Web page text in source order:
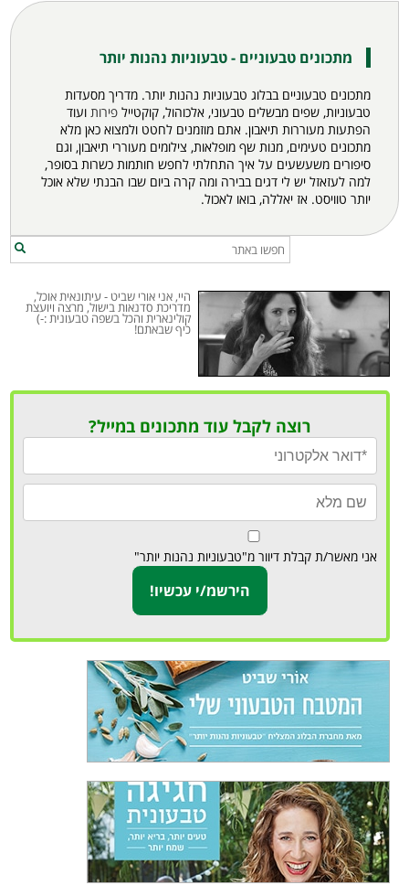
מתכונים טבעוניים - טבעוניות נהנות יותר
מתכונים טבעוניים בבלוג טבעוניות נהנות יותר. מדריך מסעדות
טבעוניות, שפים מבשלים טבעוני, אלכוהול, קוקטייל פירות ועוד
הפתעות מעוררות תיאבון. אתם מוזמנים לחטט ולמצוא כאן מלא
מתכונים טעימים, מנות שף מופלאות, צילומים מעוררי תיאבון, וגם
סיפורים משעשעים על איך התחלתי לחפש חותמות כשרות בסופר,
למה לעזאזל יש לי דגים בבירה ומה קרה ביום שבו הבנתי שלא אוכל
יותר טוויסט. אז יאללה, בואו לאכול.
היי, אני אורי שביט - עיתונאית אוכל,
מדריכת סדנאות בישול, מרצה ויועצת
קולינארית והכל בשפה טבעונית :-)
כיף שבאתם!
רוצה לקבל עוד מתכונים במייל?
אני מאשר/ת קבלת דיוור מ"טבעוניות נהנות יותר"